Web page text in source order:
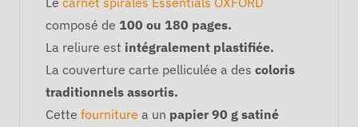
composé de 100 ou 180 pages.
La reliure est intégralement plastifiée.
La couverture carte pelliculée a des coloris
traditionnels assortis.
Cette fourniture a un papier 90 g satiné